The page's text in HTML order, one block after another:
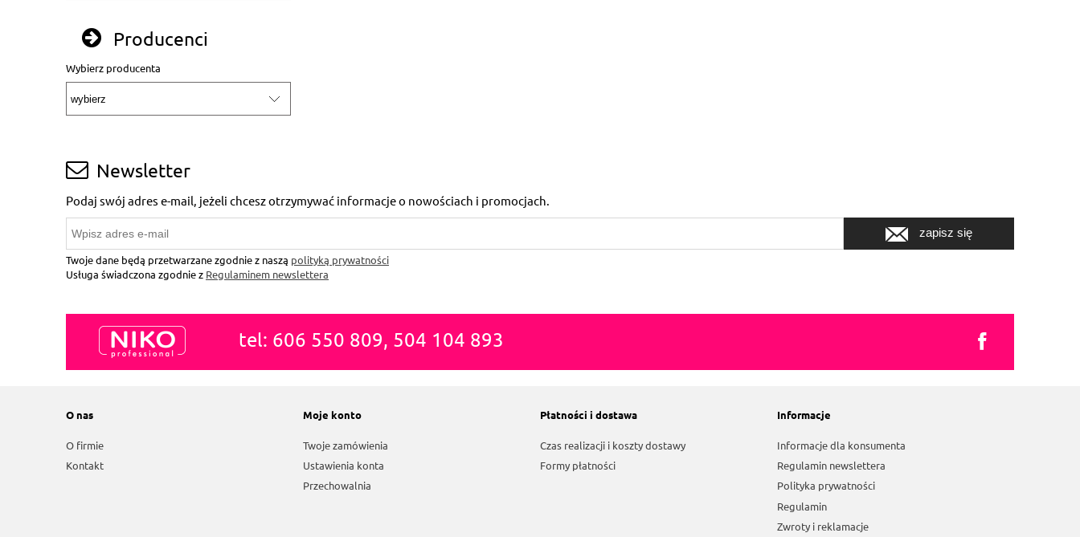
Producenci
Wybierz producenta
Newsletter
Podaj swój adres e-mail, jeżeli chcesz otrzymywać informacje o nowościach i promocjach.
zapisz się
Twoje dane będą przetwarzane zgodnie z naszą polityką prywatności
Usługa świadczona zgodnie z Regulaminem newslettera
tel: 606 550 809, 504 104 893
O nas
O firmie
Kontakt
Moje konto
Twoje zamówienia
Ustawienia konta
Przechowalnia
Płatności i dostawa
Czas realizacji i koszty dostawy
Formy płatności
Informacje
Informacje dla konsumenta
Regulamin newslettera
Polityka prywatności
Regulamin
Zwroty i reklamacje